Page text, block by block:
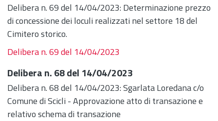
Delibera n. 69 del 14/04/2023: Determinazione prezzo
di concessione dei loculi realizzati nel settore 18 del
Cimitero storico.
Delibera n. 69 del 14/04/2023
Delibera n. 68 del 14/04/2023
Delibera n. 68 del 14/04/2023: Sgarlata Loredana c/o
Comune di Scicli - Approvazione atto di transazione e
relativo schema di transazione